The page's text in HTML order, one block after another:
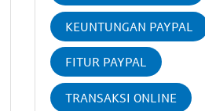
KEUNTUNGAN PAYPAL
FITUR PAYPAL
TRANSAKSI ONLINE